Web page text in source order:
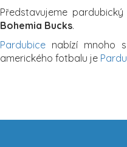
Představujeme
Bohemia Bucks.
Pardubice nabízí mnoho
amerického fotbalu je